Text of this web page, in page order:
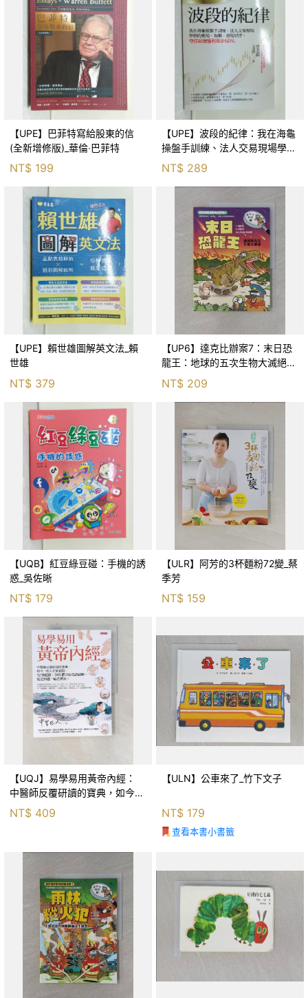
【UPE】巴菲特寫給股東的信
(全新增修版)_華倫‧巴菲特
NT$ 199
【UPE】波段的紀律：我在海龜
操盤手訓練、法人交易現場學到
的進場、加碼、退場紀律，守住
紀律獲利至少50％_雷老闆
NT$ 289
【UPE】賴世雄圖解英文法_賴
世雄
NT$ 379
【UP6】達克比辦案7：末日恐
龍王：地球的五次生物大滅絕_
胡妙芬
NT$ 209
【UQB】紅豆綠豆碰：手機的誘
惑_吳佐晰
NT$ 179
【ULR】阿芳的3杯麵粉72變_蔡
季芳
NT$ 159
【UQJ】易學易用黃帝內經：
中醫師反覆研讀的寶典，如今一
般人也能實踐。12條經絡、365
個穴位白話詳解，經之所過，病
NT$ 409
【ULN】公車來了_竹下文子
NT$ 179
查看本書小書籤